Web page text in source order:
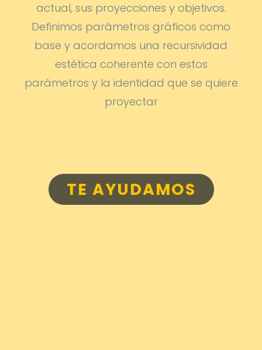
actual, sus proyecciones y objetivos.
Definimos parámetros gráficos como
base y acordamos una recursividad
estética coherente con estos
parámetros y la identidad que se quiere
proyectar
TE AYUDAMOS